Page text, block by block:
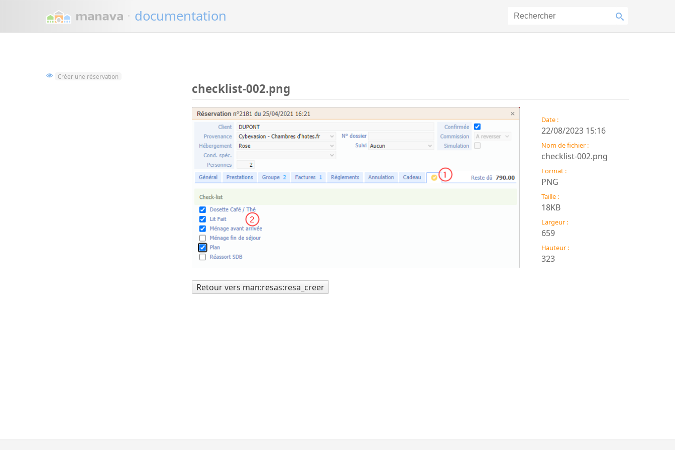
· documentation
Créer une réservation
checklist-002.png
Date :
22/08/2023 15:16
Nom de fichier :
checklist-002.png
Format :
PNG
Taille :
18KB
Largeur :
659
Hauteur :
323
Retour vers man:resas:resa_creer